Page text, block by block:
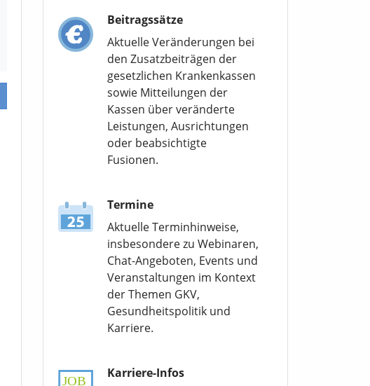
Beitragssätze
Aktuelle Veränderungen bei
den Zusatzbeiträgen der
gesetzlichen Krankenkassen
sowie Mitteilungen der
Kassen über veränderte
Leistungen, Ausrichtungen
oder beabsichtigte
Fusionen.
Termine
Aktuelle Terminhinweise,
insbesondere zu Webinaren,
Chat-Angeboten, Events und
Veranstaltungen im Kontext
der Themen GKV,
Gesundheitspolitik und
Karriere.
Karriere-Infos